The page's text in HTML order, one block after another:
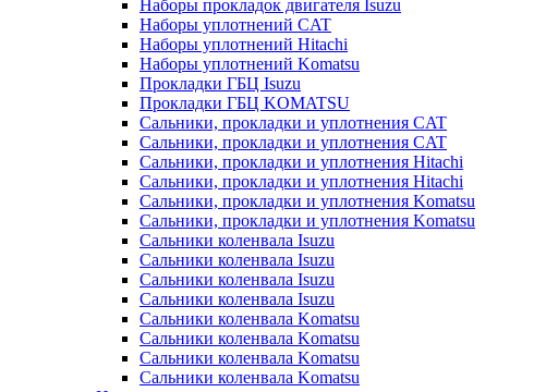
Наборы прокладок двигателя Isuzu
Наборы уплотнений CAT
Наборы уплотнений Hitachi
Наборы уплотнений Komatsu
Прокладки ГБЦ Isuzu
Прокладки ГБЦ KOMATSU
Сальники, прокладки и уплотнения CAT
Сальники, прокладки и уплотнения CAT
Сальники, прокладки и уплотнения Hitachi
Сальники, прокладки и уплотнения Hitachi
Сальники, прокладки и уплотнения Komatsu
Сальники, прокладки и уплотнения Komatsu
Сальники коленвала Isuzu
Сальники коленвала Isuzu
Сальники коленвала Isuzu
Сальники коленвала Isuzu
Сальники коленвала Komatsu
Сальники коленвала Komatsu
Сальники коленвала Komatsu
Сальники коленвала Komatsu